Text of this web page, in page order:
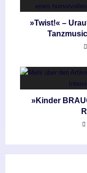
»Twist!« –
»Kinder